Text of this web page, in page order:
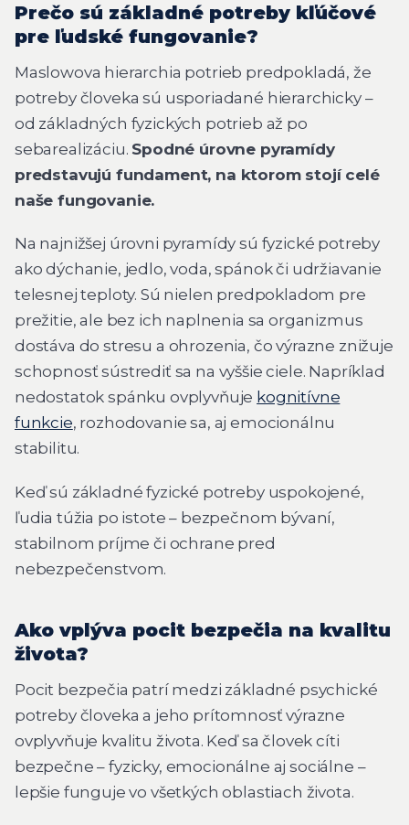
Prečo sú základné potreby kľúčové
pre ľudské fungovanie?
Maslowova hierarchia potrieb predpokladá, že
potreby človeka sú usporiadané hierarchicky –
od základných fyzických potrieb až po
sebarealizáciu. Spodné úrovne pyramídy
predstavujú fundament, na ktorom stojí celé
naše fungovanie.
Na najnižšej úrovni pyramídy sú fyzické potreby
ako dýchanie, jedlo, voda, spánok či udržiavanie
telesnej teploty. Sú nielen predpokladom pre
prežitie, ale bez ich naplnenia sa organizmus
dostáva do stresu a ohrozenia, čo výrazne znižuje
schopnosť sústrediť sa na vyššie ciele. Napríklad
nedostatok spánku ovplyvňuje kognitívne
funkcie, rozhodovanie sa, aj emocionálnu
stabilitu.
Keď sú základné fyzické potreby uspokojené,
ľudia túžia po istote – bezpečnom bývaní,
stabilnom príjme či ochrane pred
nebezpečenstvom.
Ako vplýva pocit bezpečia na kvalitu
života?
Pocit bezpečia patrí medzi základné psychické
potreby človeka a jeho prítomnosť výrazne
ovplyvňuje kvalitu života. Keď sa človek cíti
bezpečne – fyzicky, emocionálne aj sociálne –
lepšie funguje vo všetkých oblastiach života.